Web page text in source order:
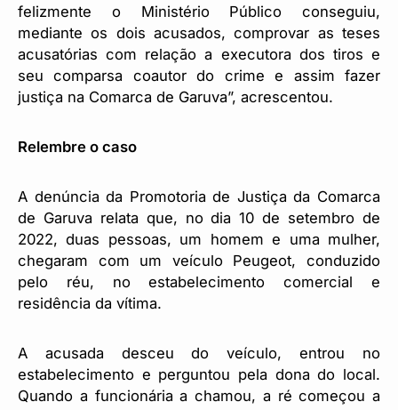
felizmente o Ministério Público conseguiu,
mediante os dois acusados, comprovar as teses
acusatórias com relação a executora dos tiros e
seu comparsa coautor do crime e assim fazer
justiça na Comarca de Garuva”, acrescentou.
Relembre o caso
A denúncia da Promotoria de Justiça da Comarca
de Garuva relata que, no dia 10 de setembro de
2022, duas pessoas, um homem e uma mulher,
chegaram com um veículo Peugeot, conduzido
pelo réu, no estabelecimento comercial e
residência da vítima.
A acusada desceu do veículo, entrou no
estabelecimento e perguntou pela dona do local.
Quando a funcionária a chamou, a ré começou a